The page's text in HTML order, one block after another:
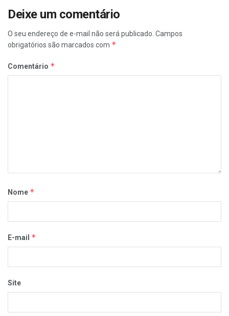
Deixe um comentário
O seu endereço de e-mail não será publicado. Campos
obrigatórios são marcados com *
Comentário *
Nome *
E-mail *
Site